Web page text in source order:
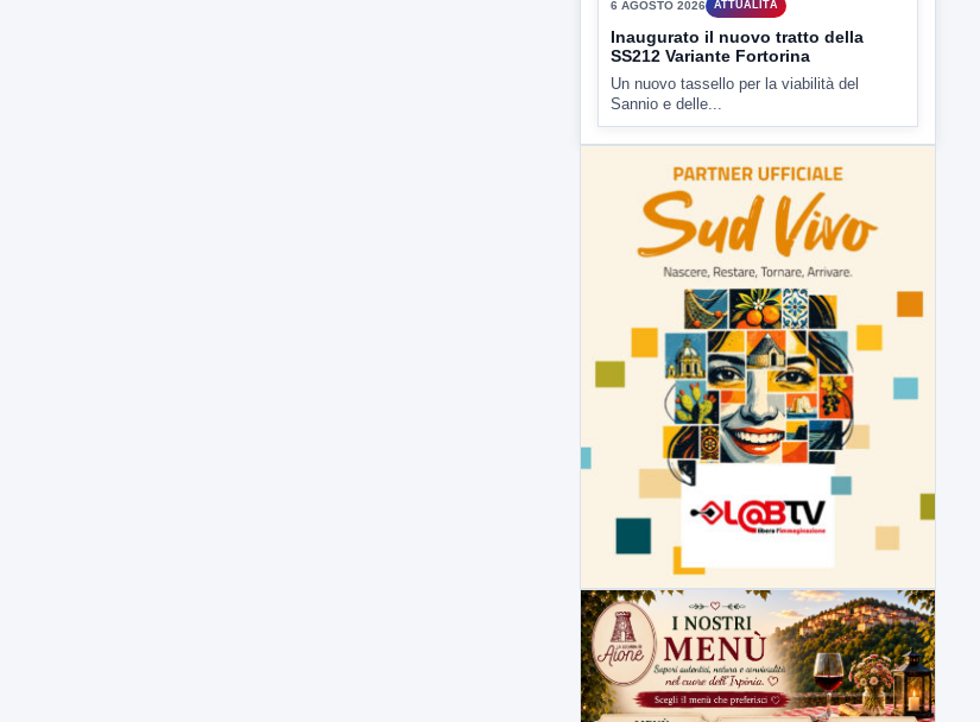
▶
6 AGOSTO 2026 ATTUALITÀ
Inaugurato il nuovo tratto della
SS212 Variante Fortorina
Un nuovo tassello per la viabilità del
Sannio e delle...